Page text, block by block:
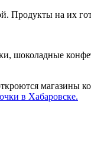
на их
шоколадные
в Хабаровске.